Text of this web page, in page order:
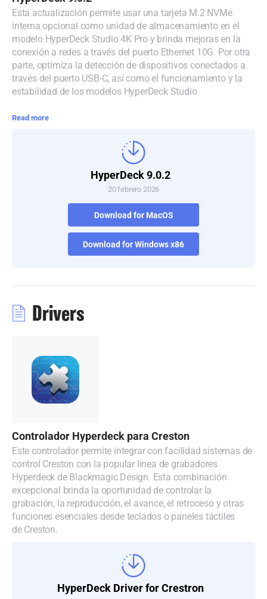
Denmark
Finland
France
Germany
Hong Kong SAR, China
New Zealand
Poland
Portugal
South Africa
España
Sweden
Chinese Taipei
Esta actualización permite usar una tarjeta M.2 NVMe
interna opcional como unidad de almacenamiento en el
modelo HyperDeck Studio 4K Pro y brinda mejoras en la
conexión a redes a través del puerto Ethernet 10G. Por otra
parte, optimiza la detección de dispositivos conectados a
través del puerto USB-C, así como el funcionamiento y la
estabilidad de los modelos HyperDeck Studio.
Read more
HyperDeck 9.0.2
20 febrero 2026
Download for MacOS
Download for Windows x86
Drivers
Controlador Hyperdeck para Creston
Este controlador permite integrar con facilidad sistemas de
control Creston con la popular línea de grabadores
Hyperdeck de Blackmagic Design. Esta combinación
excepcional brinda la oportunidad de controlar la
grabación, la reproducción, el avance, el retroceso y otras
funciones esenciales desde teclados o paneles táctiles
de Creston.
HyperDeck Driver for Crestron